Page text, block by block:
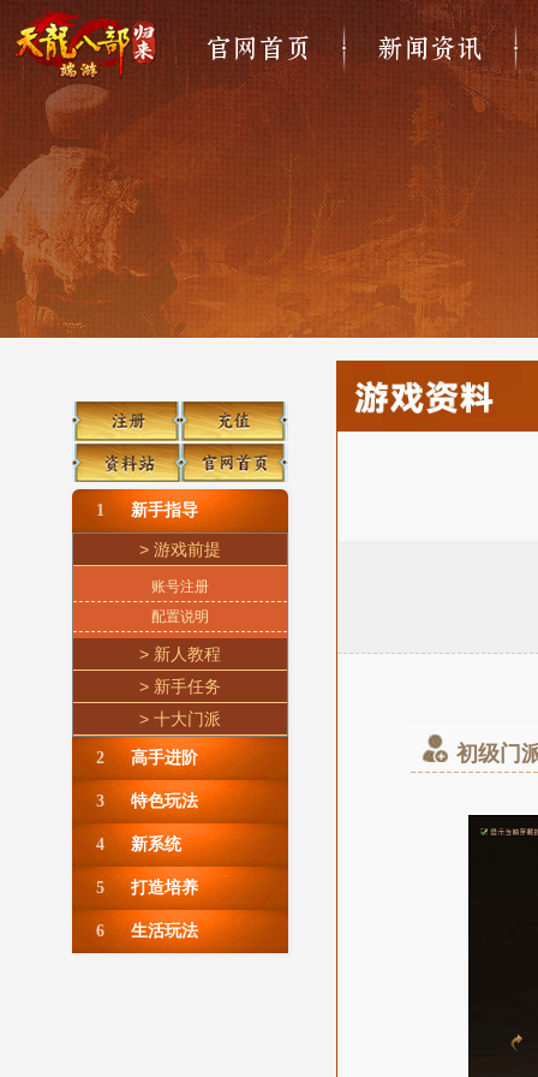
官网首页 新闻资讯
初级门
1 新手指导
> 游戏前提
账号注册
配置说明
> 新人教程
> 新手任务
> 十大门派
2 高手进阶
3 特色玩法
4 新系统
5 打造培养
6 生活玩法